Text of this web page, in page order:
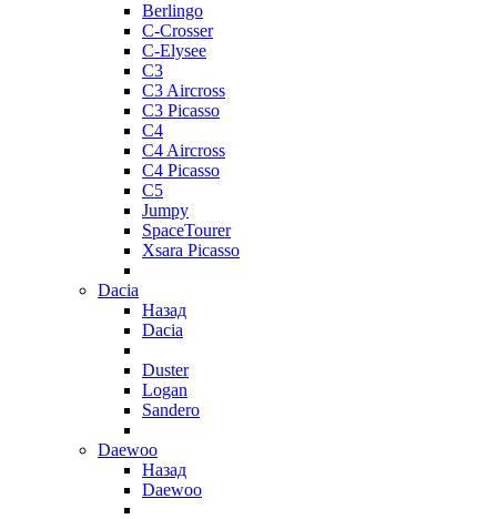
Berlingo
C-Crosser
C-Elysee
C3
C3 Aircross
C3 Picasso
C4
C4 Aircross
C4 Picasso
C5
Jumpy
SpaceTourer
Xsara Picasso
Dacia
Назад
Dacia
Duster
Logan
Sandero
Daewoo
Назад
Daewoo